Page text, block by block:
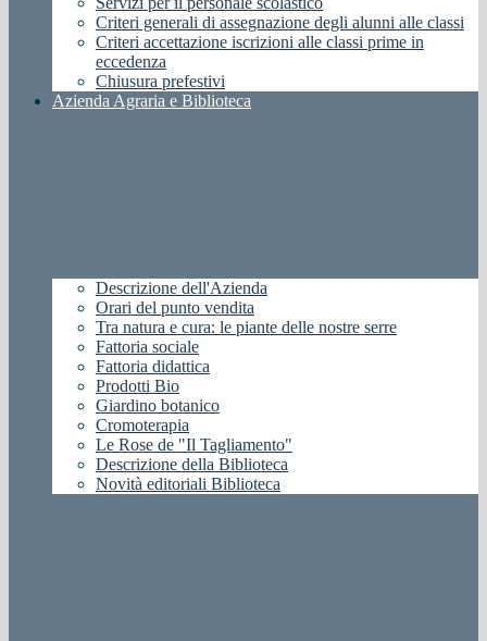
Criteri generali di assegnazione degli alunni alle classi
Criteri accettazione iscrizioni alle classi prime in
eccedenza
Chiusura prefestivi
Azienda Agraria e Biblioteca
Descrizione dell'Azienda
Orari del punto vendita
Tra natura e cura: le piante delle nostre serre
Fattoria sociale
Fattoria didattica
Prodotti Bio
Giardino botanico
Cromoterapia
Le Rose de "Il Tagliamento"
Descrizione della Biblioteca
Novità editoriali Biblioteca